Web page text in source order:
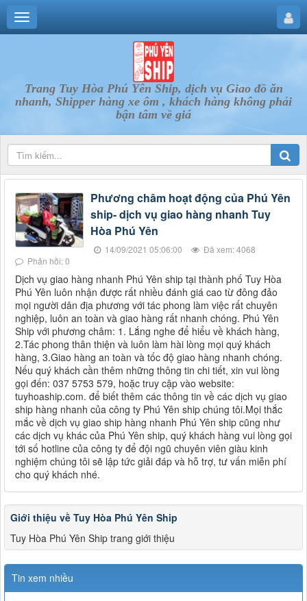
Trang Tuy Hòa Phú Yên Ship, dịch vụ Giao đồ ăn
nhanh, Shipper hàng xe ôm , khách hàng không phải
bận tâm về giá
Phương châm hoạt động của Phú Yên
ship- dịch vụ giao hàng nhanh Tuy
Hòa Phú Yên
14/09/2021 05:06:00
Đã xem: 4068
Phản hồi: 0
Dịch vụ giao hàng nhanh Phú Yên ship tại thành phố Tuy Hòa
Phú Yên luôn nhận được rất nhiều đánh giá cao từ đông đảo
mọi người dân địa phương với tác phong làm việc rất chuyên
nghiệp, luôn an toàn và giao hàng rất nhanh chóng. Phú Yên
Ship với phương châm: 1. Lắng nghe để hiểu về khách hàng,
2.Tác phong thân thiện và luôn làm hài lòng mọi quý khách
hàng, 3.Giao hàng an toàn và tốc độ giao hàng nhanh chóng.
Nếu quý khách cần thêm những thông tin chi tiết, xin vui lòng
gọi đến: 037 5753 579, hoặc truy cập vào website:
tuyhoaship.com. để biết thêm các thông tin về các dịch vụ giao
ship hàng nhanh của công ty Phú Yên ship chúng tôi.Mọi thắc
mắc về dịch vụ giao ship hàng nhanh Phú Yên ship cũng như
các dịch vụ khác của Phú Yên ship, quý khách hàng vui lòng gọi
tới số hotline của công ty để đội ngũ chuyên viên giàu kinh
nghiệm chúng tôi sẽ lập tức giải đáp và hỗ trợ, tư vấn miễn phí
cho quý khách nhé.
Giới thiệu về Tuy Hòa Phú Yên Ship
Tuy Hòa Phú Yên Ship trang giới thiệu
Tin xem nhiều